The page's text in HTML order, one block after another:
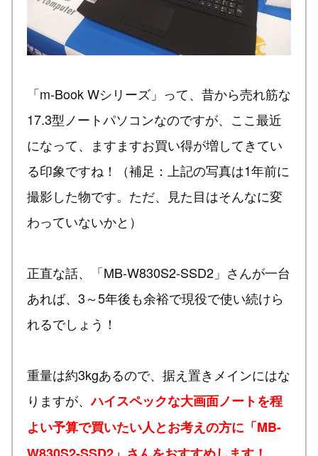
「m-Book Wシリーズ」って、昔から売れ筋な
17.3型ノートパソコンなのですが、ここ最近
になって、ますますお買い得が増してきてい
る印象ですね！（補足：上記の写真は1年前に
撮影した物です。ただ、見た目はそんなに変
わっていないかと）
正直な話、「MB-W830S2-SSD2」さんが一台
あれば、3～5年後も余裕で現役で使い続けら
れるでしょう！
重量は約3kgあるので、据え置きメインにはな
りますが、ハイスペックな大画面ノートを程
よい予算で買いたい人とお考えの方に「MB-